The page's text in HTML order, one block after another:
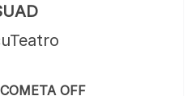
OFF